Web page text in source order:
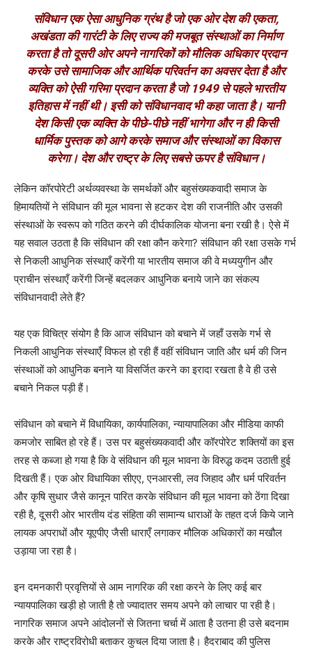
संविधान एक ऐसा आधुनिक ग्रंथ है जो एक ओर देश की एकता,
अखंडता की गारंटी के लिए राज्य की मजबूत संस्थाओं का निर्माण
करता है तो दूसरी ओर अपने नागरिकों को मौलिक अधिकार प्रदान
करके उसे सामाजिक और आर्थिक परिवर्तन का अवसर देता है और
व्यक्ति को ऐसी गरिमा प्रदान करता है जो 1949 से पहले भारतीय
इतिहास में नहीं थी। इसी को संविधानवाद भी कहा जाता है। यानी
देश किसी एक व्यक्ति के पीछे-पीछे नहीं भागेगा और न ही किसी
धार्मिक पुस्तक को आगे करके समाज और संस्थाओं का विकास
करेगा। देश और राष्ट्र के लिए सबसे ऊपर है संविधान।
लेकिन कॉरपोरेटी अर्थव्यवस्था के समर्थकों और बहुसंख्यकवादी समाज के
हिमायतियों ने संविधान की मूल भावना से हटकर देश की राजनीति और उसकी
संस्थाओं के स्वरूप को गठित करने की दीर्घकालिक योजना बना रखी है। ऐसे में
यह सवाल उठता है कि संविधान की रक्षा कौन करेगा? संविधान की रक्षा उसके गर्भ
से निकली आधुनिक संस्थाएँ करेंगी या भारतीय समाज की वे मध्ययुगीन और
प्राचीन संस्थाएँ करेंगी जिन्हें बदलकर आधुनिक बनाये जाने का संकल्प
संविधानवादी लेते हैं?
यह एक विचित्र संयोग है कि आज संविधान को बचाने में जहाँ उसके गर्भ से
निकली आधुनिक संस्थाएँ विफल हो रही हैं वहीं संविधान जाति और धर्म की जिन
संस्थाओं को आधुनिक बनाने या विसर्जित करने का इरादा रखता है वे ही उसे
बचाने निकल पड़ी हैं।
संविधान को बचाने में विधायिका, कार्यपालिका, न्यायापालिका और मीडिया काफी
कमजोर साबित हो रहे हैं। उस पर बहुसंख्यकवादी और कॉरपोरेट शक्तियों का इस
तरह से कब्जा हो गया है कि वे संविधान की मूल भावना के विरुद्ध कदम उठाती हुई
दिखती हैं। एक ओर विधायिका सीएए, एनआरसी, लव जिहाद और धर्म परिवर्तन
और कृषि सुधार जैसे कानून पारित करके संविधान की मूल भावना को ठेंगा दिखा
रही है, दूसरी ओर भारतीय दंड संहिता की सामान्य धाराओं के तहत दर्ज किये जाने
लायक अपराधों और यूएपीए जैसी धाराएँ लगाकर मौलिक अधिकारों का मखौल
उड़ाया जा रहा है।
इन दमनकारी प्रवृत्तियों से आम नागरिक की रक्षा करने के लिए कई बार
न्यायपालिका खड़ी हो जाती है तो ज्यादातर समय अपने को लाचार पा रही है।
नागरिक समाज अपने आंदोलनों से जितना चर्चा में आता है उतना ही उसे बदनाम
करके और राष्ट्रविरोधी बताकर कुचल दिया जाता है। हैदराबाद की पुलिस